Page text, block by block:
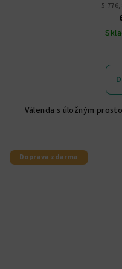
5
Válenda s úložným
Doprava zdarma